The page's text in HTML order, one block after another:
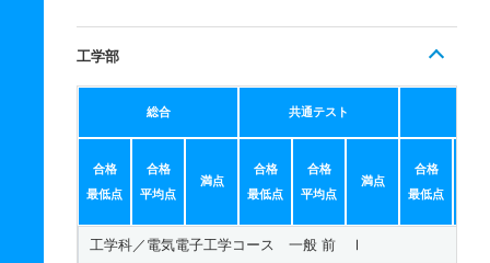
工学部
総合 共通テスト
合格
最低点
合格
平均点
満点
合格
最低点
合格
平均点
満点
合格
最低点
工学科／電気電子工学コース 一般 前 Ⅰ